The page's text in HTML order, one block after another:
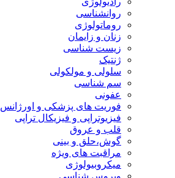
روانشناسی
روماتولوژی
زنان و زایمان
زیست شناسی
ژنتیک
سلولی و مولکولی
سم شناسی
عفونی
فوریت های پزشکی و اورژانس
فیزیوتراپی و فیزیکال تراپی
قلب و عروق
گوش،حلق و بینی
مراقبت های ویژه
میکروبیولوژی
ویروس شناسی